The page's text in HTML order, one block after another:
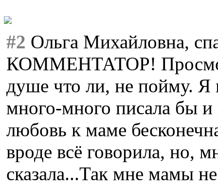
#2 Ольга Михайловна,
КОММЕНТАТОР!
душе что ли, не пойму.
много-много писала бы
любовь к маме
вроде всё говорила, но,
сказала...Так мне мамы не